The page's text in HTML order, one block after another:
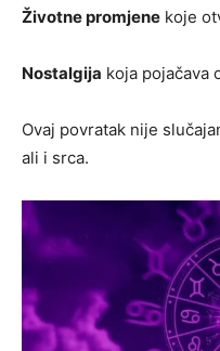
Životne promjene koje
Nostalgija koja pojačava
Ovaj povratak nije
ali i srca.